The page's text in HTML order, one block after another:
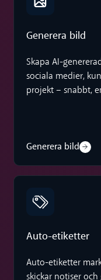
Generera bild
Skapa AI-
sociala medier,
projekt – snabbt,
Generera bild
Auto-etiketter
Auto-etiketter
skickar notiser
Auto-etiketter